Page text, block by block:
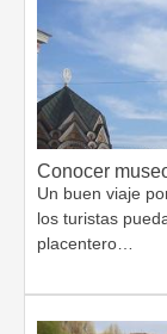
Conocer
Un buen viaje
los turistas
placentero…